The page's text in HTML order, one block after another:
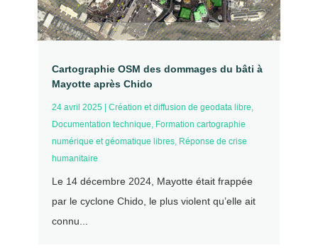
Cartographie OSM des dommages du bâti à
Mayotte après Chido
24 avril 2025 Création et diffusion de geodata libre,
Documentation technique, Formation cartographie
numérique et géomatique libres, Réponse de crise
humanitaire
Le 14 décembre 2024, Mayotte était frappée
par le cyclone Chido, le plus violent qu’elle ait
connu...